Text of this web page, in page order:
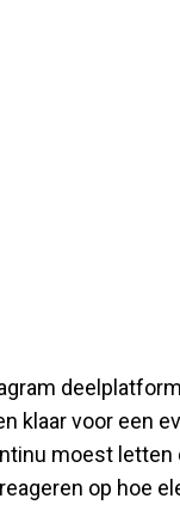
klaar voor een
moest letten
op hoe